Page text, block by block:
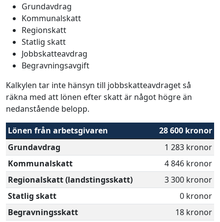
Grundavdrag
Kommunalskatt
Regionskatt
Statlig skatt
Jobbskatteavdrag
Begravningsavgift
Kalkylen tar inte hänsyn till jobbskatteavdraget så
räkna med att lönen efter skatt är något högre än
nedanstående belopp.
Lönen från arbetsgivaren
28 600 kronor
Grundavdrag
1 283 kronor
Kommunalskatt
4 846 kronor
Regionalskatt (landstingsskatt)
3 300 kronor
Statlig skatt
0 kronor
Begravningsskatt
18 kronor